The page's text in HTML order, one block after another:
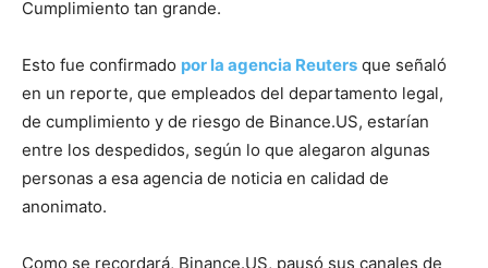
Cumplimiento tan grande.
Esto fue confirmado por la agencia Reuters que señaló
en un reporte, que empleados del departamento legal,
de cumplimiento y de riesgo de Binance.US, estarían
entre los despedidos, según lo que alegaron algunas
personas a esa agencia de noticia en calidad de
anonimato.
Como se recordará, Binance.US, pausó sus canales de